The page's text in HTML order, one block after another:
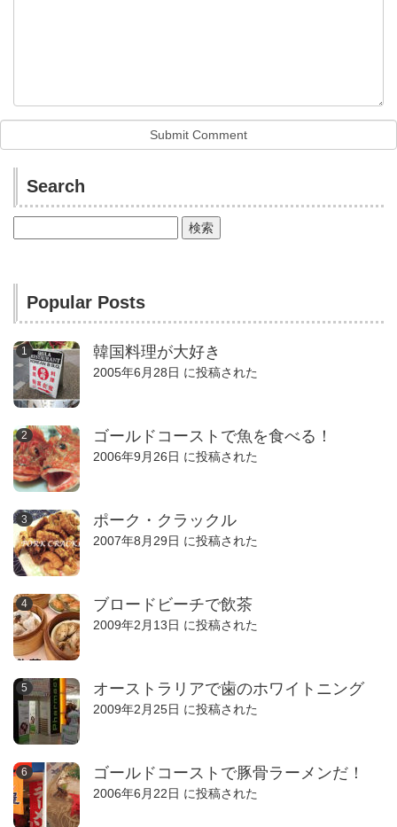
Search
索:
Popular Posts
韓国料理が大好き
2005年6月28日 に投稿された
ゴールドコーストで魚を食べる！
2006年9月26日 に投稿された
ポーク・クラックル
2007年8月29日 に投稿された
ブロードビーチで飲茶
2009年2月13日 に投稿された
オーストラリアで歯のホワイトニング
2009年2月25日 に投稿された
ゴールドコーストで豚骨ラーメンだ！
2006年6月22日 に投稿された